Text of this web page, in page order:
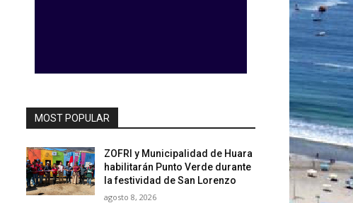
MOST POPULAR
ZOFRI y Municipalidad de Huara
habilitarán Punto Verde durante
la festividad de San Lorenzo
agosto 8, 2026